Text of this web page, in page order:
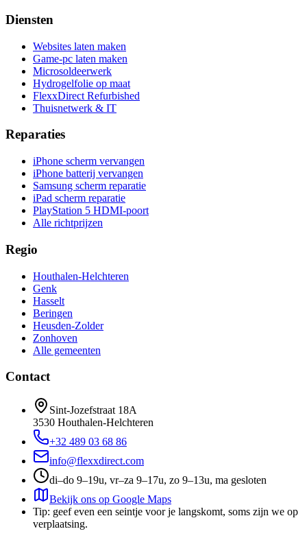
Diensten
Websites laten maken
Game-pc laten maken
Microsoldeerwerk
Hydrogelfolie op maat
FlexxDirect Refurbished
Thuisnetwerk & IT
Reparaties
iPhone scherm vervangen
iPhone batterij vervangen
Samsung scherm reparatie
iPad scherm reparatie
PlayStation 5 HDMI-poort
Alle richtprijzen
Regio
Houthalen-Helchteren
Genk
Hasselt
Beringen
Heusden-Zolder
Zonhoven
Alle gemeenten
Contact
Sint-Jozefstraat 18A
3530 Houthalen-Helchteren
+32 489 03 68 86
info@flexxdirect.com
di–do 9–19u, vr–za 9–17u, zo 9–13u, ma gesloten
Bekijk ons op Google Maps
Tip: geef even een seintje voor je langskomt, soms zijn we op
verplaatsing.